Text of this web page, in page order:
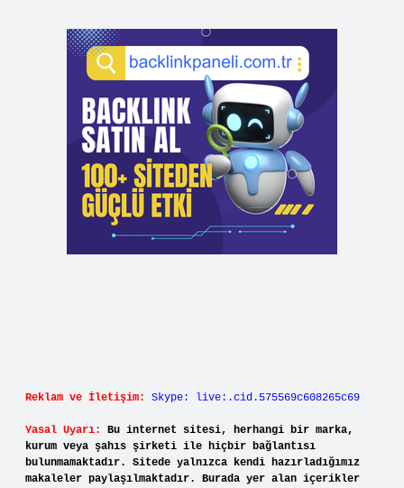
Reklam ve İletişim: Skype: live:.cid.575569c608265c69
Yasal Uyarı:
Bu internet sitesi, herhangi bir marka,
kurum veya şahıs şirketi ile hiçbir bağlantısı
bulunmamaktadır. Sitede yalnızca kendi hazırladığımız
makaleler paylaşılmaktadır. Burada yer alan içerikler